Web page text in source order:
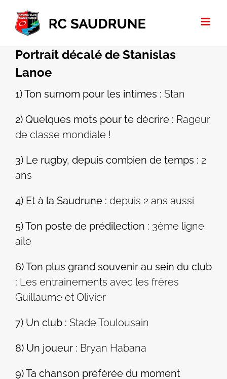
Passer
contenu
Portrait décalé de Stanislas
Lanoe
1) Ton surnom pour les intimes : Stan
2) Quelques mots pour te décrire : Rageur
de classe mondiale !
3) Le rugby, depuis combien de temps : 2
ans
4) Et à la Saudrune : depuis 2 ans aussi
5) Ton poste de prédilection : 3ème ligne
aile
6) Ton plus grand souvenir au sein du club
: Les entrainements avec les frères
Guillaume et Olivier
7) Un club : Stade Toulousain
8) Un joueur : Bryan Habana
9) Ta chanson préférée du moment